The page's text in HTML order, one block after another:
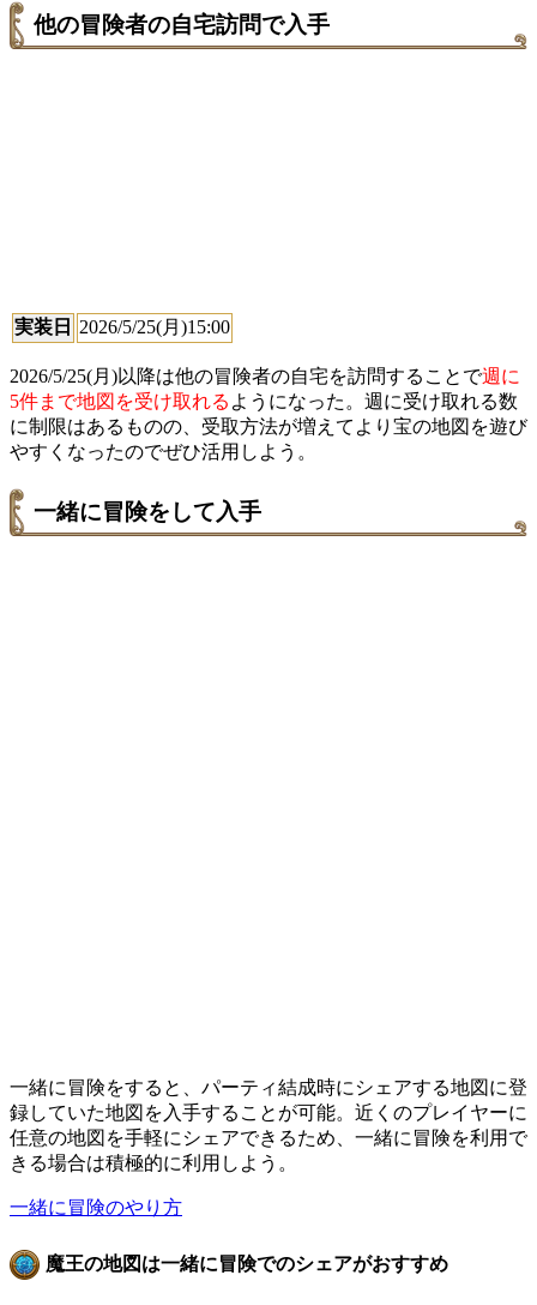
他の冒険者の自宅訪問で入手
実装日 2026/5/25(月)15:00
2026/5/25(月)以降は他の冒険者の自宅を訪問することで週に
5件まで地図を受け取れる ようになった。週に受け取れる数
に制限はあるものの、受取方法が増えてより宝の地図を遊び
やすくなったのでぜひ活用しよう。
一緒に冒険をして入手
一緒に冒険をすると、パーティ結成時にシェアする地図に登
録していた地図を入手することが可能。近くのプレイヤーに
任意の地図を手軽にシェアできるため、一緒に冒険を利用で
きる場合は積極的に利用しよう。
一緒に冒険のやり方
魔王の地図は一緒に冒険でのシェアがおすすめ